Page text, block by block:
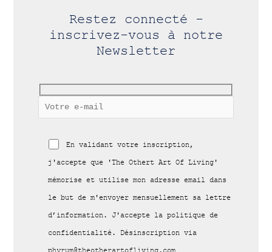
Restez connecté -
inscrivez-vous à notre
Newsletter
En validant votre inscription,
j'accepte que 'The Othert Art Of Living'
mémorise et utilise mon adresse email dans
le but de m'envoyer mensuellement sa lettre
d’information. J'accepte la politique de
confidentialité. Désinscription via